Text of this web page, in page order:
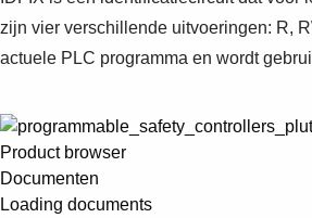
zijn vier verschillende uitvoeringen: R,
actuele PLC programma en wordt
Product browser
Documenten
Loading documents